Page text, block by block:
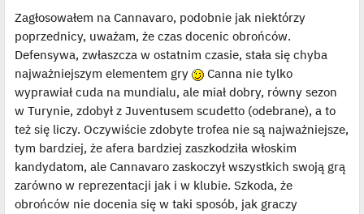
p
o
j
e
d
n
z
y
p
o
Zagłosowałem na Cannavaro, podobnie jak niektórzy
poprzednicy, uważam, że czas docenic obrońców.
Defensywa, zwłaszcza w ostatnim czasie, stała się chyba
najważniejszym elementem gry
Canna nie tylko
wyprawiał cuda na mundialu, ale miał dobry, równy sezon
w Turynie, zdobył z Juventusem scudetto (odebrane), a to
też się liczy. Oczywiście zdobyte trofea nie są najważniejsze,
tym bardziej, że afera bardziej zaszkodziła włoskim
kandydatom, ale Cannavaro zaskoczył wszystkich swoją grą
zarówno w reprezentacji jak i w klubie. Szkoda, że
obrońców nie docenia się w taki sposób, jak graczy